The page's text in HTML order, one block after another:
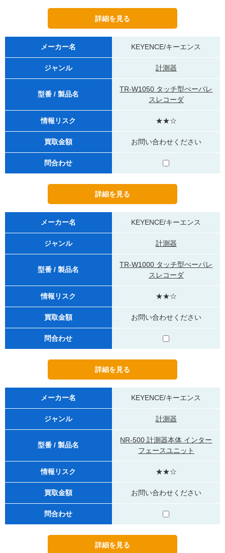
メーカー名 KEYENCE/キーエンス
ジャンル 計測器
型番 / 製品名
TR-W1050 タッチ型ぺーパレ
スレコーダ
情報リスク ★★☆
買取金額 お問い合わせください
問合わせ
メーカー名 KEYENCE/キーエンス
ジャンル 計測器
型番 / 製品名
TR-W1000 タッチ型ぺーパレ
スレコーダ
情報リスク ★★☆
買取金額 お問い合わせください
問合わせ
メーカー名 KEYENCE/キーエンス
ジャンル 計測器
型番 / 製品名
NR-500 計測器本体 インター
フェースユニット
情報リスク ★★☆
買取金額 お問い合わせください
問合わせ